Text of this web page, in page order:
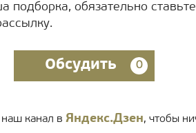
подборка, обязательно
Обсудить 0
наш канал в Яндекс.Дзен, чтобы